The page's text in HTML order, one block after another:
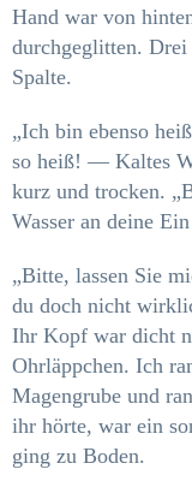
Hand war von
durchgeglitten. Drei
Spalte.
„Ich bin ebenso
so heiß! — Kaltes
kurz und trocken.
Wasser an deine
„Bitte, lassen Sie
du doch nicht
Ihr Kopf war dicht
Ohrläppchen. Ich
Magengrube und
ihr hörte, war ein
ging zu Boden.